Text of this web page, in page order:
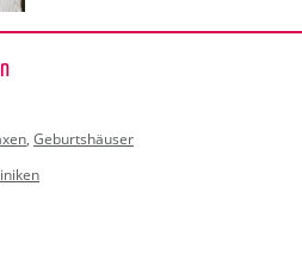
, Geburtshäuser